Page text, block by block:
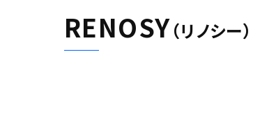
RENOSY（リノシー）